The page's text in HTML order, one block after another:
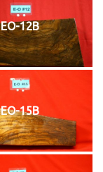
EO-12B
EO-15B